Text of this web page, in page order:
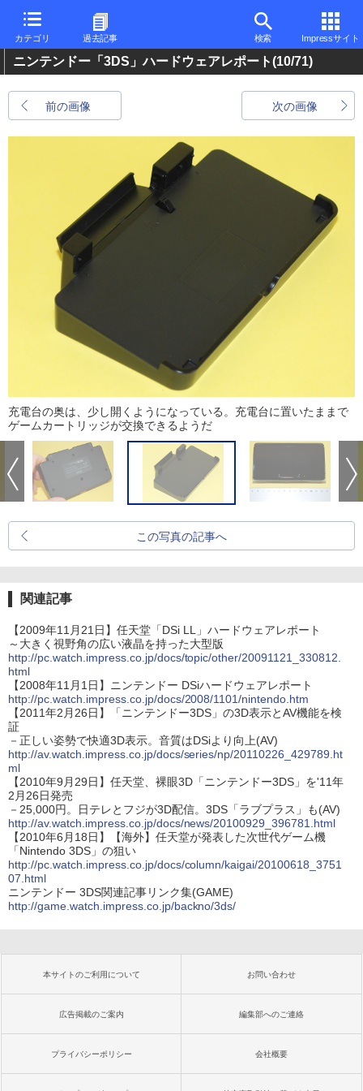
カテゴリ 過去記事 検索 Impressサイト
ニンテンドー「3DS」ハードウェアレポート(10/71)
前の画像 次の画像
充電台の奥は、少し開くようになっている。充電台に置いたままで
ゲームカートリッジが交換できるようだ
この写真の記事へ
関連記事
【2009年11月21日】任天堂「DSi LL」ハードウェアレポート
～大きく視野角の広い液晶を持った大型版
http://pc.watch.impress.co.jp/docs/topic/other/20091121_330812.
html
【2008年11月1日】ニンテンドー DSiハードウェアレポート
http://pc.watch.impress.co.jp/docs/2008/1101/nintendo.htm
【2011年2月26日】「ニンテンドー3DS」の3D表示とAV機能を検
証
－正しい姿勢で快適3D表示。音質はDSiより向上(AV)
http://av.watch.impress.co.jp/docs/series/np/20110226_429789.ht
ml
【2010年9月29日】任天堂、裸眼3D「ニンテンドー3DS」を'11年
2月26日発売
－25,000円。日テレとフジが3D配信。3DS「ラブプラス」も(AV)
http://av.watch.impress.co.jp/docs/news/20100929_396781.html
【2010年6月18日】【海外】任天堂が発表した次世代ゲーム機
「Nintendo 3DS」の狙い
http://pc.watch.impress.co.jp/docs/column/kaigai/20100618_3751
07.html
ニンテンドー 3DS関連記事リンク集(GAME)
http://game.watch.impress.co.jp/backno/3ds/
本サイトのご利用について お問い合わせ
広告掲載のご案内 編集部へのご連絡
プライバシーポリシー 会社概要